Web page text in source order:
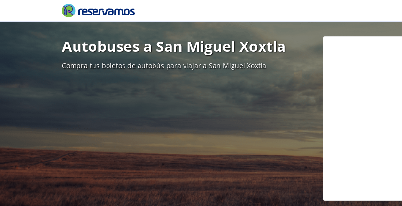
Autobuses a San Miguel Xoxtla
Compra tus boletos de autobús para viajar a San Miguel Xoxtla